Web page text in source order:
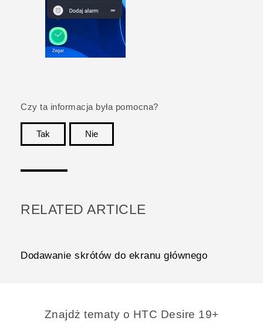
Czy ta informacja była pomocna?
Tak
Nie
RELATED ARTICLE
Dodawanie skrótów do ekranu głównego
Znajdż tematy o ‎HTC Desire 19+‎